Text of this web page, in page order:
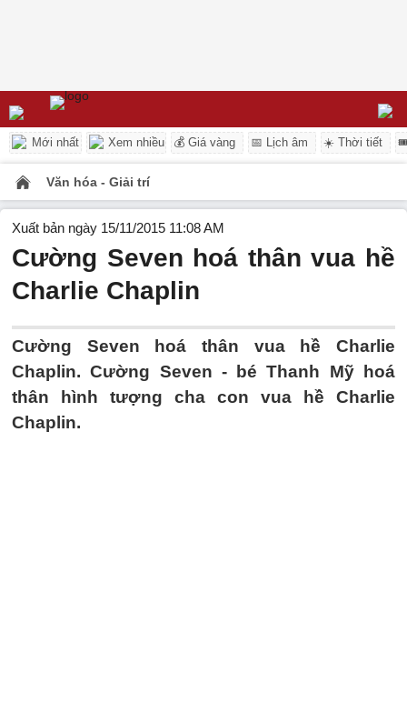
Mới nhất Xem nhiều 💰 Giá vàng 📅 Lịch âm ☀️ Thời tiết
Văn hóa - Giải trí
Xuất bản ngày 15/11/2015 11:08 AM
Cường Seven hoá thân vua hề
Charlie Chaplin
Cường Seven hoá thân vua hề Charlie
Chaplin. Cường Seven - bé Thanh Mỹ hoá
thân hình tượng cha con vua hề Charlie
Chaplin.